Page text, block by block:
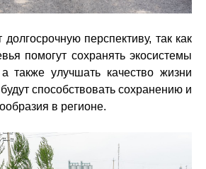
перспективу, так как
помогут сохранять экосистемы
также улучшать качество жизни
способствовать сохранению и
в регионе.